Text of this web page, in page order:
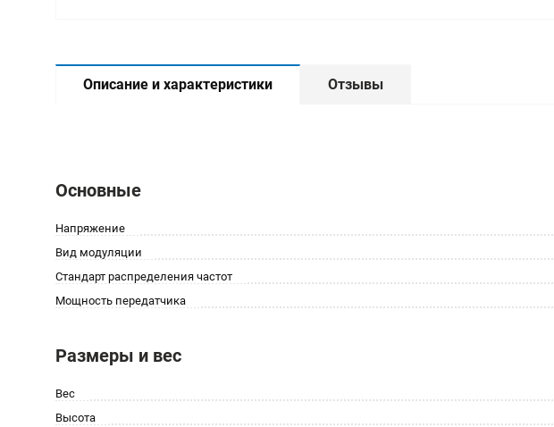
Описание и характеристики Отзывы
Основные
Напряжение
Вид модуляции
Стандарт распределения частот
Мощность передатчика
Размеры и вес
Вес
Высота